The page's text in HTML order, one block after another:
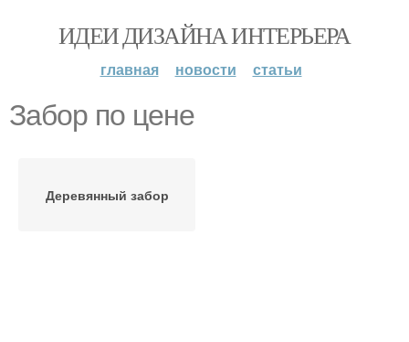
ИДЕИ ДИЗАЙНА ИНТЕРЬЕРА
главная новости статьи
Забор по цене
Деревянный забор